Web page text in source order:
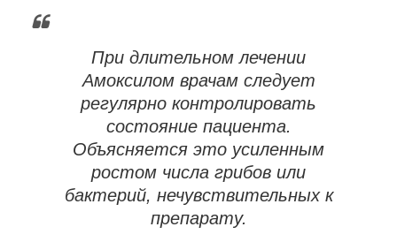
При длительном лечении
Амоксилом врачам следует
регулярно контролировать
состояние пациента.
Объясняется это усиленным
ростом числа грибов или
бактерий, нечувствительных к
препарату.